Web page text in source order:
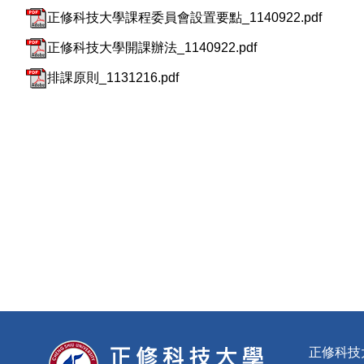
正修科技大學課程委員會設置要點_1140922.pdf
正修科技大學開課辦法_1140922.pdf
排課原則_1131216.pdf
正修科